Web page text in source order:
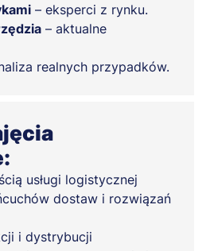
– eksperci z rynku.
– aktualne
realnych przypadków.
usługi logistycznej
dostaw i rozwiązań
i dystrybucji